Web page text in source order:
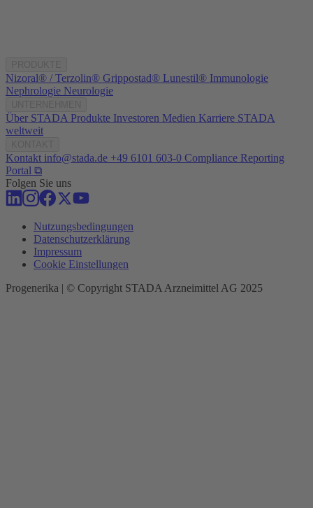
Nizoral® / Terzolin® Grippostad® Lunestil® Immunologie
Nephrologie Neurologie
Über STADA Produkte Investoren Medien Karriere STADA
weltweit
Kontakt info@stada.de +49 6101 603-0 Compliance Reporting
Portal ⧉
Folgen Sie uns
Nutzungsbedingungen
Datenschutzerklärung
Impressum
Cookie Einstellungen
Progenerika | © Copyright STADA Arzneimittel AG 2025